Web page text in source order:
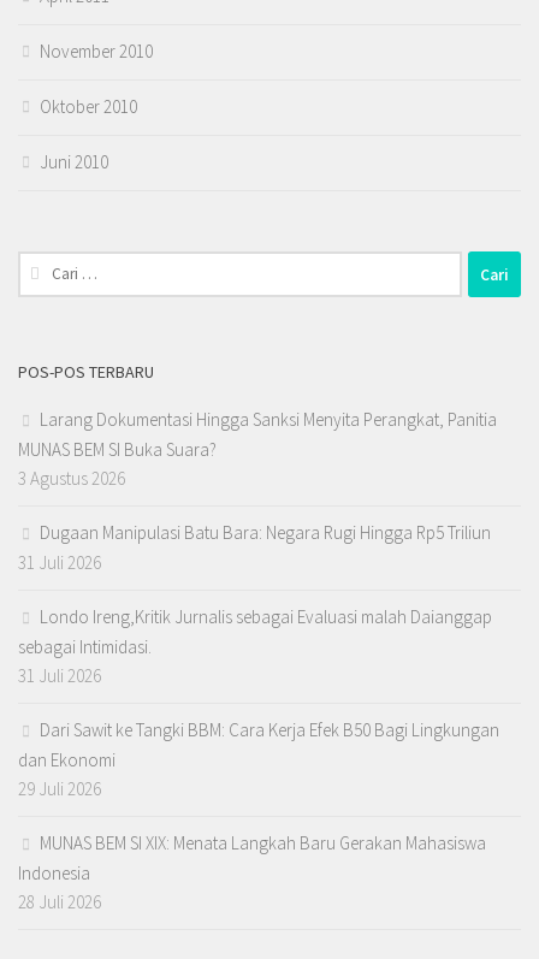
November 2010
Oktober 2010
Juni 2010
Cari
untuk:
POS-POS TERBARU
Larang Dokumentasi Hingga Sanksi Menyita Perangkat, Panitia
MUNAS BEM SI Buka Suara?
3 Agustus 2026
Dugaan Manipulasi Batu Bara: Negara Rugi Hingga Rp5 Triliun
31 Juli 2026
Londo Ireng,Kritik Jurnalis sebagai Evaluasi malah Daianggap
sebagai Intimidasi.
31 Juli 2026
Dari Sawit ke Tangki BBM: Cara Kerja Efek B50 Bagi Lingkungan
dan Ekonomi
29 Juli 2026
MUNAS BEM SI XIX: Menata Langkah Baru Gerakan Mahasiswa
Indonesia
28 Juli 2026